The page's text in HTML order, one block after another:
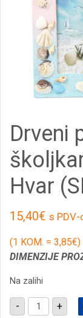
Drveni
Hvar
15,40€ s
(1 KOM. = 3,85€)
DIMENZIJE
Na zalihi
-
Drveni
plavo- +